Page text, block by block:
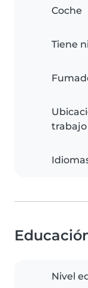
Coche
Tiene
Nivel